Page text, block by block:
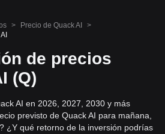
> Precio de Quack AI
>
de precios
(Q)
AI en 2026, 2027, 2030 y más
previsto de Quack AI para mañana,
¿Y qué retorno de la inversión podrías